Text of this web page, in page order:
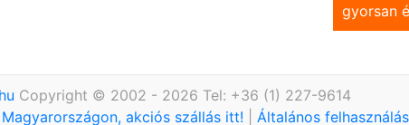
gyorsan
Copyright © 2002 - 2026 Tel: +36 (1) 227-9614
akciós szállás itt!
Általános